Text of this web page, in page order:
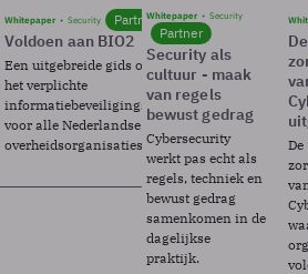
Whitepaper Security Partner
Voldoen aan BIO2
Een uitgebreide gids over BIO2,
het verplichte
informatiebeveiligingsframework
voor alle Nederlandse
overheidsorganisaties.
Whitepaper Security
Partner
Security als
cultuur - maak
van regels
bewust gedrag
Cybersecurity
werkt pas echt als
regels, techniek en
bewust gedrag
samenkomen in de
dagelijkse
praktijk.